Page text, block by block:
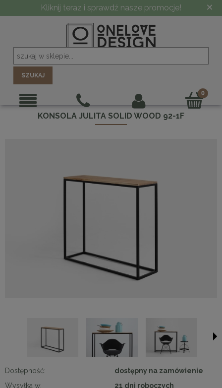
Kliknij teraz i sprawdź nasze promocje! ×
SZUKAJ
KONSOLA JULITA SOLID WOOD 92-1F
Dostępność:
dostępny na zamówienie
Wysyłka w:
21 dni roboczych